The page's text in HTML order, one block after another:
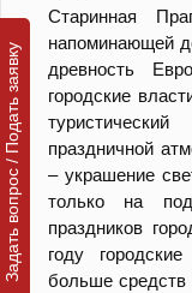
Старинная
напоминающей
древность
городские
праздничной
– украшение
только на
праздников
году
больше средств
Задать вопрос / Подать заявку